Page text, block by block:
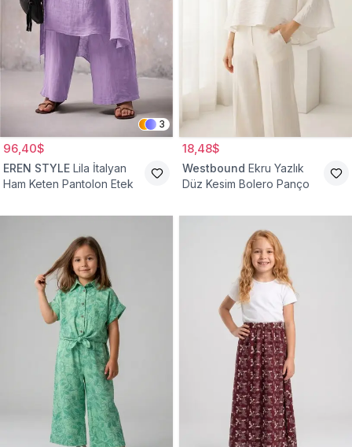
3
96,40$
EREN STYLE Lila İtalyan
Ham Keten Pantolon Etek
18,48$
Westbound Ekru Yazlık
Düz Kesim Bolero Panço